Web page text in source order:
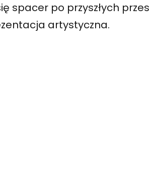
spacer po przyszłych
artystyczna.